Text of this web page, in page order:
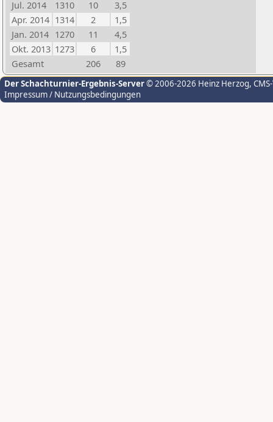
Jul. 2014 1310 10
3,5
Apr. 2014 1314 2
1,5
Jan. 2014 1270 11
4,5
Okt. 2013 1273 6
1,5
Gesamt
206 89
Der Schachturnier-Ergebnis-Server© 2006-2026 Heinz Herzog,
Impressum / Nutzungsbedingungen